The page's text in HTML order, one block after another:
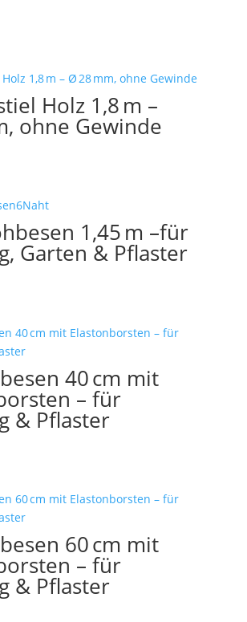
Holz 1,8 m –
ohne Gewinde
1,45 m –für
Garten & Pflaster
40 cm mit
– für
& Pflaster
60 cm mit
– für
& Pflaster